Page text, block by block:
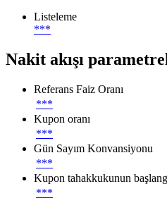
Listeleme
***
Nakit akışı
Referans Faiz Oranı
***
Kupon oranı
***
Gün Sayım Konvansiyonu
***
Kupon tahakkukunun
***